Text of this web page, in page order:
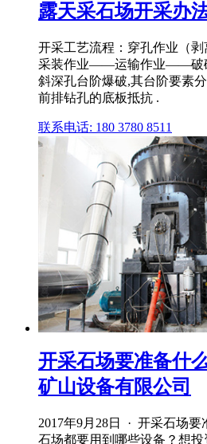
露天采石场开采办
开采工艺流程：穿孔作业
采装作业——运输作业——破
斜深孔台阶爆破,其台阶要素
前排钻孔的底板抵抗 .
联系电话: 180 3780 8511
开采石场要准备什
矿山设备有限公司
2017年9月28日 · 开采石场
石场都要用到哪些设备？想